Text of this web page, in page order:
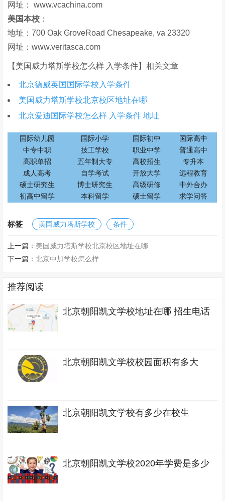
网址： www.vcachina.com
美国本校 ：
地址：700 Oak GroveRoad Chesapeake, va 23320
网址：www.veritasca.com
【美国威力塔斯学校怎么样 入学条件】相关文章
北京德威英国国际学校入学条件
美国威力塔斯学校北京校区地址在哪
北京爱迪国际学校怎么样 入学条件 地址
国际幼儿园 国际小学 国际初中
国际高中
中专中职
技工学校 职业中学
普通高中
高职单招
五年制大专 高校招生
专升本
成人高考
自学考试 开放大学
远程教育
硕士研究生
博士研究生 高级研修
中外合办
初高中留学
本科留学 硕士留学 求学问答
标签 美国威力塔斯学校 条件
上一篇： 美国威力塔斯学校北京校区地址在哪
下一篇：北京中加学校怎么样
推荐阅读
北京朝阳凯文学校地址在哪 招生电话
北京朝阳凯文学校校园面积有多大
北京朝阳凯文学校有多少在校生
北京朝阳凯文学校2020年学费是多少